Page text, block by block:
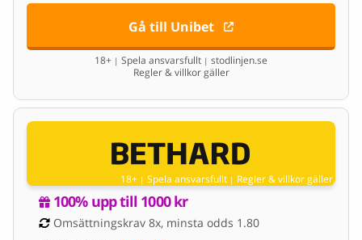
Gå till Unibet
18+ | Spela ansvarsfullt | stodlinjen.se
Regler & villkor gäller
18+ | Spela ansvarsfullt | Regler & villkor gäller
100% upp till 1000 kr
Omsättningskrav 8x, minsta odds 1.80